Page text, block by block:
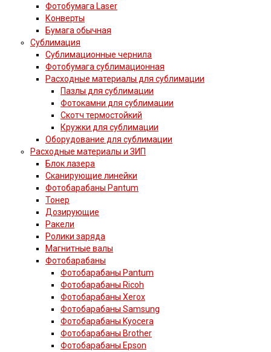
Фотобумага Laser
Конверты
Бумага обычная
Сублимация
Сублимационные чернила
Фотобумага сублимационная
Расходные материалы для сублимации
Пазлы для сублимации
Фотокамни для сублимации
Скотч термостойкий
Кружки для сублимации
Оборудование для сублимации
Расходные материалы и ЗИП
Блок лазера
Сканирующие линейки
Фотобарабаны Pantum
Тонер
Дозирующие
Ракели
Ролики заряда
Магнитные валы
Фотобарабаны
Фотобарабаны Pantum
Фотобарабаны Ricoh
Фотобарабаны Xerox
Фотобарабаны Samsung
Фотобарабаны Kyocera
Фотобарабаны Brother
Фотобарабаны Epson